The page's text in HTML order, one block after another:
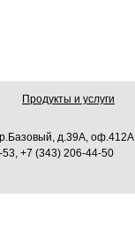
Продукты и услуги
д.39А, оф.412А
+7 (343) 206-44-50